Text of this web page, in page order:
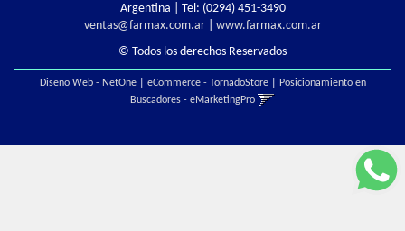
Argentina | Tel: (0294) 451-3490
ventas@farmax.com.ar| www.farmax.com.ar
© Todos los derechos Reservados
Diseño Web - NetOne| eCommerce - TornadoStore|
Posicionamiento en
Buscadores - eMarketingPro